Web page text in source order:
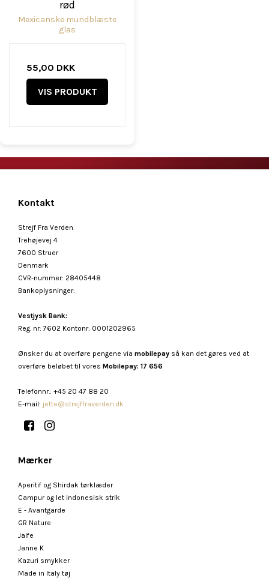
rød
Mexicanske mundblæste
glas
55,00 DKK
VIS PRODUKT
Kontakt
Strejf Fra Verden
Trehøjevej 4
7600 Struer
Denmark
CVR-nummer: 28405448
Bankoplysninger:
Vestjysk Bank:
Reg. nr: 7602 Kontonr: 0001202965
Ønsker du at overføre pengene via mobilepay så kan det gøres ved at
overføre beløbet til vores Mobilepay: 17 656
Telefonnr.: +45 20 47 88 20
E-mail: jette@strejffraverden.dk
Mærker
Aperitif og Shirdak tørklæder
Campur og let indonesisk strik
E - Avantgarde
GR Nature
Jalfe
Janne K
Kazuri smykker
Made in Italy tøj